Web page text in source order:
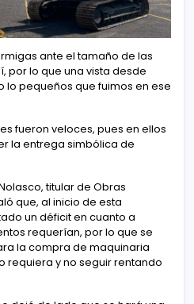
ante el tamaño de las
por lo que una vista desde
pequeños que fuimos en ese
fueron veloces, pues en ellos
la entrega simbólica de
titular de Obras
que, al inicio de esta
un déficit en cuanto a
requerían, por lo que se
la compra de maquinaria
requiera y no seguir rentando